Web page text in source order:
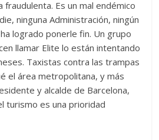
Es un mal endémico
ninguna Administración, ningún
logrado ponerle fin. Un grupo
llamar Elite lo están intentando
Taxistas contra las trampas
el área metropolitana, y más
y alcalde de Barcelona,
turismo es una prioridad